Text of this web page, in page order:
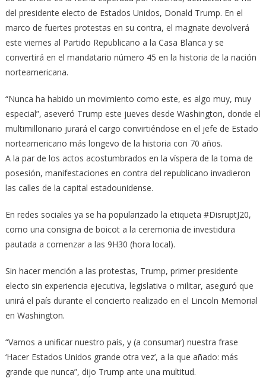
del presidente electo de Estados Unidos, Donald Trump. En el
marco de fuertes protestas en su contra, el magnate devolverá
este viernes al Partido Republicano a la Casa Blanca y se
convertirá en el mandatario número 45 en la historia de la nación
norteamericana.
“Nunca ha habido un movimiento como este, es algo muy, muy
especial”, aseveró Trump este jueves desde Washington, donde el
multimillonario jurará el cargo convirtiéndose en el jefe de Estado
norteamericano más longevo de la historia con 70 años.
A la par de los actos acostumbrados en la víspera de la toma de
posesión, manifestaciones en contra del republicano invadieron
las calles de la capital estadounidense.
En redes sociales ya se ha popularizado la etiqueta #DisruptJ20,
como una consigna de boicot a la ceremonia de investidura
pautada a comenzar a las 9H30 (hora local).
Sin hacer mención a las protestas, Trump, primer presidente
electo sin experiencia ejecutiva, legislativa o militar, aseguró que
unirá el país durante el concierto realizado en el Lincoln Memorial
en Washington.
“Vamos a unificar nuestro país, y (a consumar) nuestra frase
‘Hacer Estados Unidos grande otra vez’, a la que añado: más
grande que nunca”, dijo Trump ante una multitud.